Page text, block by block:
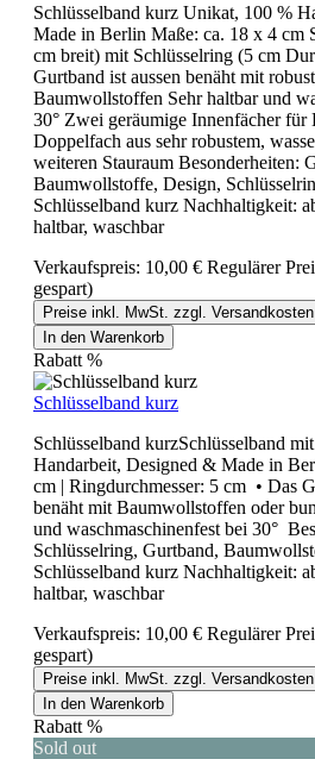
Schlüsselband kurz Unikat, 100 %
Made in Berlin Maße: ca. 18 x 4 cm
cm breit) mit Schlüsselring (5 cm
Gurtband ist aussen benäht mit
Baumwollstoffen Sehr haltbar und
30° Zwei geräumige Innenfächer für
Doppelfach aus sehr robustem,
weiteren Stauraum Besonderheiten:
Baumwollstoffe, Design,
Schlüsselband kurz Nachhaltigkeit:
haltbar, waschbar
Verkaufspreis: 10,00 € Regulärer
gespart)
Preise inkl. MwSt. zzgl. Versandkosten
In den Warenkorb
Rabatt %
Schlüsselband kurz
Schlüsselband kurzSchlüsselband
Handarbeit, Designed & Made in
cm | Ringdurchmesser: 5 cm • Das
benäht mit Baumwollstoffen oder
und waschmaschinenfest bei 30°
Schlüsselring, Gurtband,
Schlüsselband kurz Nachhaltigkeit:
haltbar, waschbar
Verkaufspreis: 10,00 € Regulärer
gespart)
Preise inkl. MwSt. zzgl. Versandkosten
In den Warenkorb
Rabatt %
Sold out